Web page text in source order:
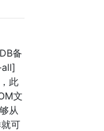
备
此
文
从
可